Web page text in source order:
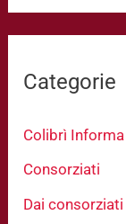
Categorie
Colibrì Informa
Consorziati
Dai consorziati